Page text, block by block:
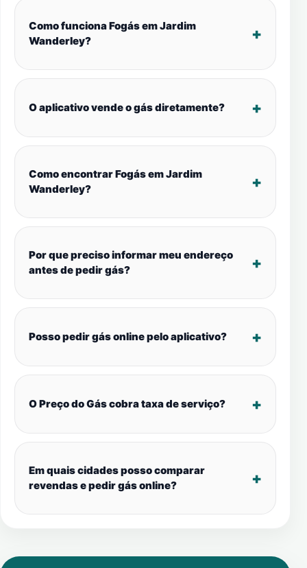
Como funciona Fogás em Jardim
Wanderley?
O aplicativo vende o gás diretamente?
Como encontrar Fogás em Jardim
Wanderley?
Por que preciso informar meu endereço
antes de pedir gás?
Posso pedir gás online pelo aplicativo?
O Preço do Gás cobra taxa de serviço?
Em quais cidades posso comparar
revendas e pedir gás online?